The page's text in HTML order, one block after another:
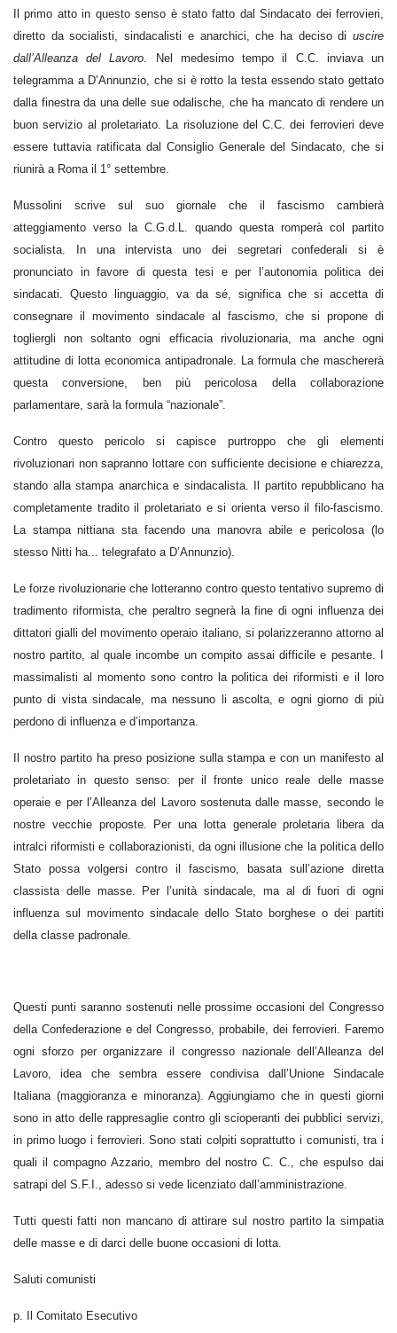
Il primo atto in questo senso è stato fatto dal Sindacato dei ferrovieri,
diretto da socialisti, sindacalisti e anarchici, che ha deciso di uscire
dall’Alleanza del Lavoro. Nel medesimo tempo il C.C. inviava un
telegramma a D’Annunzio, che si è rotto la testa essendo stato gettato
dalla finestra da una delle sue odalische, che ha mancato di rendere un
buon servizio al proletariato. La risoluzione del C.C. dei ferrovieri deve
essere tuttavia ratificata dal Consiglio Generale del Sindacato, che si
riunirà a Roma il 1° settembre.
Mussolini scrive sul suo giornale che il fascismo cambierà
atteggiamento verso la C.G.d.L. quando questa romperà col partito
socialista. In una intervista uno dei segretari confederali si è
pronunciato in favore di questa tesi e per l’autonomia politica dei
sindacati. Questo linguaggio, va da sé, significa che si accetta di
consegnare il movimento sindacale al fascismo, che si propone di
togliergli non soltanto ogni efficacia rivoluzionaria, ma anche ogni
attitudine di lotta economica antipadronale. La formula che maschererà
questa conversione, ben più pericolosa della collaborazione
parlamentare, sarà la formula “nazionale”.
Contro questo pericolo si capisce purtroppo che gli elementi
rivoluzionari non sapranno lottare con sufficiente decisione e chiarezza,
stando alla stampa anarchica e sindacalista. Il partito repubblicano ha
completamente tradito il proletariato e si orienta verso il filo-fascismo.
La stampa nittiana sta facendo una manovra abile e pericolosa (lo
stesso Nitti ha... telegrafato a D’Annunzio).
Le forze rivoluzionarie che lotteranno contro questo tentativo supremo di
tradimento riformista, che peraltro segnerà la fine di ogni influenza dei
dittatori gialli del movimento operaio italiano, si polarizzeranno attorno al
nostro partito, al quale incombe un compito assai difficile e pesante. I
massimalisti al momento sono contro la politica dei riformisti e il loro
punto di vista sindacale, ma nessuno li ascolta, e ogni giorno di più
perdono di influenza e d’importanza.
Il nostro partito ha preso posizione sulla stampa e con un manifesto al
proletariato in questo senso: per il fronte unico reale delle masse
operaie e per l’Alleanza del Lavoro sostenuta dalle masse, secondo le
nostre vecchie proposte. Per una lotta generale proletaria libera da
intralci riformisti e collaborazionisti, da ogni illusione che la politica dello
Stato possa volgersi contro il fascismo, basata sull’azione diretta
classista delle masse. Per l’unità sindacale, ma al di fuori di ogni
influenza sul movimento sindacale dello Stato borghese o dei partiti
della classe padronale.
Questi punti saranno sostenuti nelle prossime occasioni del Congresso
della Confederazione e del Congresso, probabile, dei ferrovieri. Faremo
ogni sforzo per organizzare il congresso nazionale dell’Alleanza del
Lavoro, idea che sembra essere condivisa dall’Unione Sindacale
Italiana (maggioranza e minoranza). Aggiungiamo che in questi giorni
sono in atto delle rappresaglie contro gli scioperanti dei pubblici servizi,
in primo luogo i ferrovieri. Sono stati colpiti soprattutto i comunisti, tra i
quali il compagno Azzario, membro del nostro C. C., che espulso dai
satrapi del S.F.I., adesso si vede licenziato dall’amministrazione.
Tutti questi fatti non mancano di attirare sul nostro partito la simpatia
delle masse e di darci delle buone occasioni di lotta.
Saluti comunisti
p. Il Comitato Esecutivo